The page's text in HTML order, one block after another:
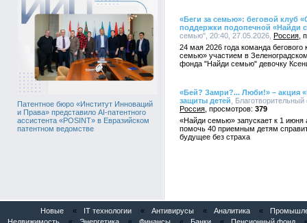
Патентное бюро «Институт Инноваций
и Права» представило AI-патентного
ассистента «POSINT» в Евразийском
патентном ведомстве
«Беги за семью»: беговой клуб
поддержки подопечной «Найди
семью", 20:40, 27.05.2026, Россия
24 мая 2026 года команда
семью» участием в
фонда "Найди семью" девочку
«Бей? Замри?... Люби!» – акция
защиты детей ,
Россия
379
«Найди семью» запускает к 1
помочь 40 приемным детям
будущее без страха
Новые « IT технологии « Антивирусы « Аналитика «